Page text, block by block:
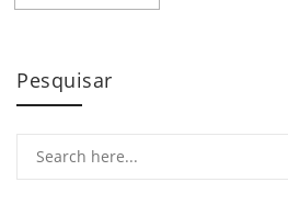
Pesquisar